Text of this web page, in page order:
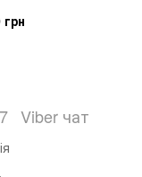
Viber чат